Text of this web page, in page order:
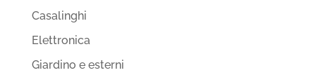
Casalinghi
Elettronica
Giardino e esterni